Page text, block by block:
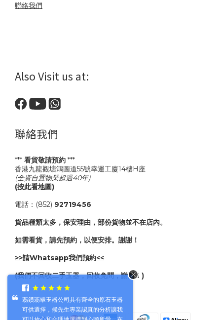
聯絡我們
Also Visit us at:
聯絡我們
*** 看貨敬請預約 ***
香港九龍觀塘鴻圖道55號幸運工廈14樓H座
(全資自置物業超過40年)
(按此看地圖)
電話：(852) 92719456
貨品種類太多，保安理由，部份貨物並不在店內。
如需看貨，請先預約，以便安排。謝謝！
>>請Whatsapp我們預約<<
(我們不回收二手玉器，回收免問，謝謝！)
翡鑽翡翠玉器公司具有齊全的原石玉器
可供選擇，候先生專業認真的分析讓我